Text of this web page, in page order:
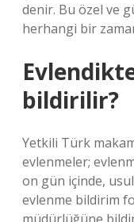
denir. Bu özel ve
herhangi bir
bildirilir?
Yetkili Türk
evlenmeler;
on gün içinde,
evlenme bildirim